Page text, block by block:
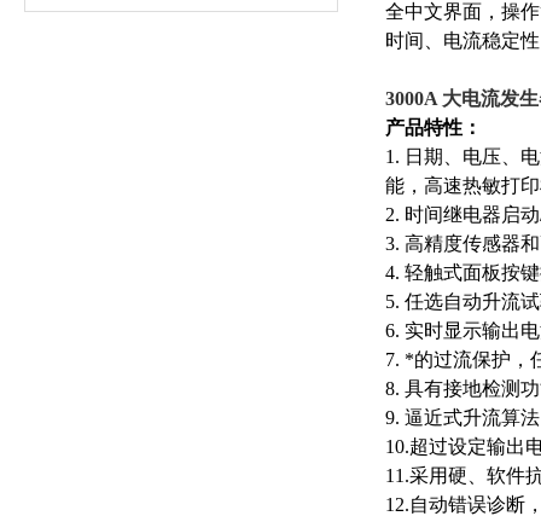
全中文界面，操
时间、电流稳定
3000A 大电流发
产品特性：
1. 日期、电压、
能，高速热敏打
2. 时间继电器启
3. 高精度传感器
4. 轻触式面板按
5. 任选自动升流
6. 实时显示输出
7. *的过流保护，
8. 具有接地检测
9. 逼近式升流算
10.超过设定输出
11.采用硬、软件
12.自动错误诊断